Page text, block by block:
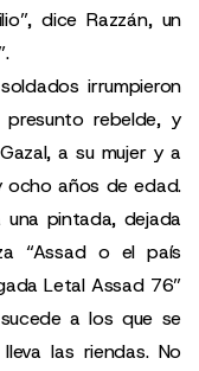
dice Razzán, un
irrumpieron
rebelde, y
a su mujer y a
ocho años de edad.
pintada, dejada
“Assad o el país
Letal Assad 76”
a los que se
las riendas. No